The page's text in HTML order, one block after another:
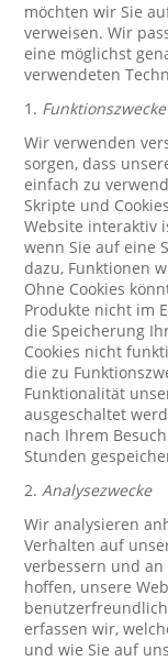
möchten wir Sie
verweisen. Wir
eine möglichst
verwendeten
1. Funktionszwecke
Wir verwenden
sorgen, dass
einfach zu
Skripte und
Website interaktiv
wenn Sie auf eine
dazu, Funktionen
Ohne Cookies
Produkte nicht im
die Speicherung
Cookies nicht
die zu
Funktionalität
ausgeschaltet
nach Ihrem
Stunden
2.Analysezwecke
Wir analysieren
Verhalten auf
verbessern und
hoffen, unsere
erfassen wir,
und wie Sie auf